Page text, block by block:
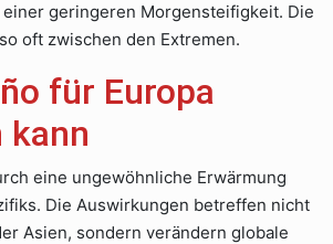
geringeren Morgensteifigkeit. Die
oft zwischen den Extremen.
für Europa
kann
eine ungewöhnliche Erwärmung
Die Auswirkungen betreffen nicht
Asien, sondern verändern globale